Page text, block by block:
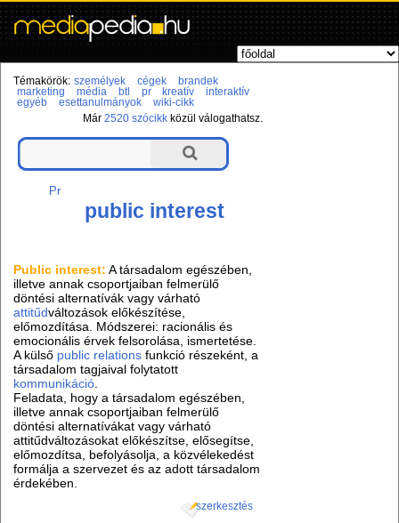
Témakörök: személyek cégek
brandek
marketing
média btl pr kreatív
interaktív
egyéb
esettanulmányok
wiki-cikk
Már2520 szócikk közül válogathatsz.
Pr
public interest
Public interest: A társadalom egészében,
illetve annak csoportjaiban felmerülő
döntési alternatívák vagy várható
attitűdváltozások előkészítése,
előmozdítása. Módszerei: racionális és
emocionális érvek felsorolása, ismertetése.
A külső public relations funkció részeként, a
társadalom tagjaival folytatott
kommunikáció
Feladata, hogy a társadalom egészében,
illetve annak csoportjaiban felmerülő
döntési alternatívákat vagy várható
attitűdváltozásokat előkészítse, elősegítse,
előmozdítsa, befolyásolja, a közvélekedést
formálja a szervezet és az adott társadalom
érdekében.
szerkesztés